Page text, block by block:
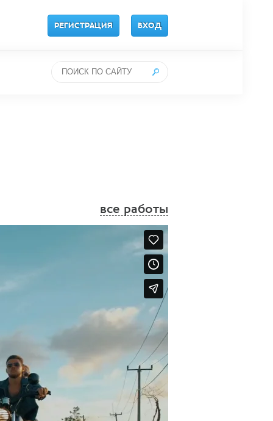
РЕГИСТРАЦИЯ ВХОД
все работы